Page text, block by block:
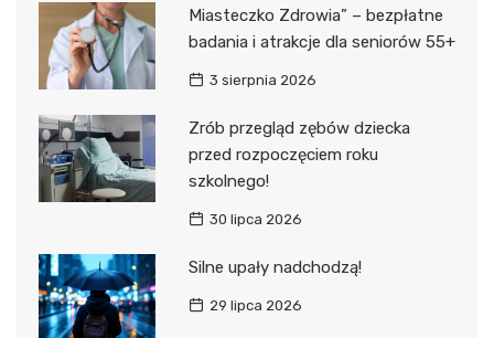
Miasteczko Zdrowia” – bezpłatne
badania i atrakcje dla seniorów 55+
3 sierpnia 2026
Zrób przegląd zębów dziecka
przed rozpoczęciem roku
szkolnego!
30 lipca 2026
Silne upały nadchodzą!
29 lipca 2026